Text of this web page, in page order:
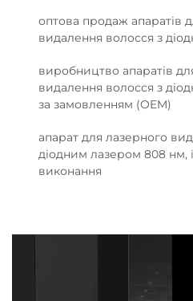
оптова продаж апаратів
видалення волосся з
виробництво апаратів
видалення волосся з
за замовленням (OEM)
апарат для лазерного
діодним лазером 808 нм,
виконання